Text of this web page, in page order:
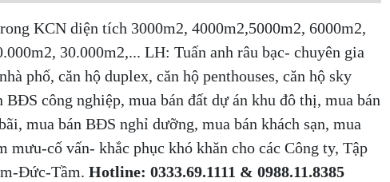
KCN diện tích 3000m2, 4000m2,5000m2, 6000m2,
30.000m2,... LH: Tuấn anh râu bạc- chuyên gia
phố, căn hộ duplex, căn hộ penthouses, căn hộ sky
công nghiệp, mua bán đất dự án khu đô thị, mua bán
mua bán BĐS nghỉ dưỡng, mua bán khách sạn, mua
mưu-cố vấn- khắc phục khó khăn cho các Công ty, Tập
Đức-Tầm. Hotline: 0333.69.1111 & 0988.11.8385